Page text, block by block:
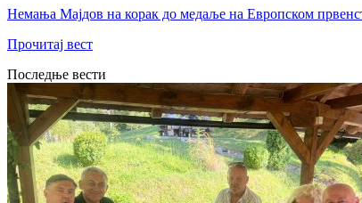
Немања Мајдов на корак до медаље на Европском
Прочитај вест
Последње вести